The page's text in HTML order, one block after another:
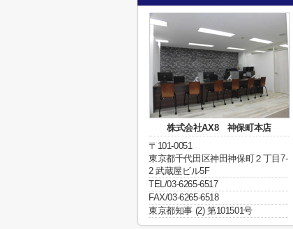
株式会社AX8 神保町本店
〒101-0051
東京都千代田区神田神保町２丁目7-
2 武蔵屋ビル5F
TEL/03-6265-6517
FAX/03-6265-6518
東京都知事 (2) 第101501号